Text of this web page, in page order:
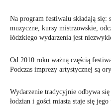
Na program festiwalu składają
muzyczne, kursy mistrzowskie,
łódzkiego wydarzenia jest
Od 2010 roku ważną częścią
Podczas imprezy artystycznej są
Wydarzenie tradycyjnie odbywa
łodzian i gości miasta staje się jego